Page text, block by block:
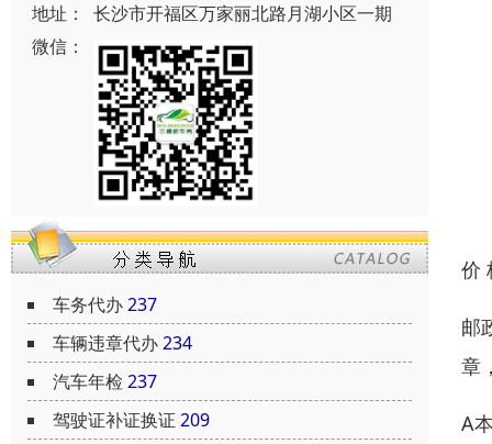
地址：
长沙市开福区万家丽北路月湖小区一期
微信：
车务代办237
车辆违章代办234
汽车年检 237
驾驶证补证换证 209
价
邮
章
A